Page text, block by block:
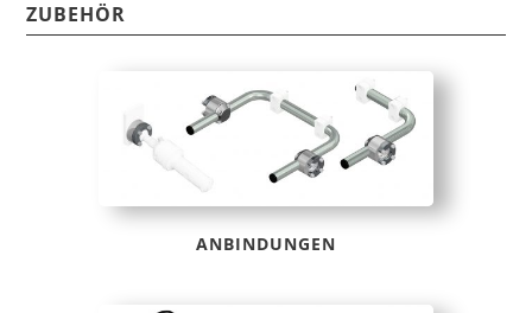
THHZRR,
Menge
ZUBEHÖR
ANBINDUNGEN